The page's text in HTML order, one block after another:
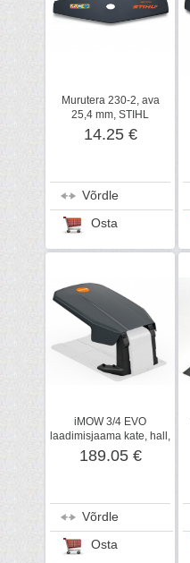
Murutera 230-2, ava
25,4 mm, STIHL
14.25 €
Võrdle
Osta
iMOW 3/4 EVO
laadimisjaama kate, hall,
STIHL
189.05 €
Võrdle
Osta